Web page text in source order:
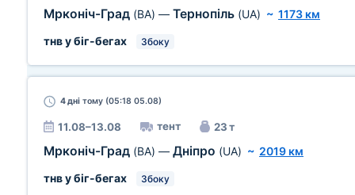
Мрконіч-Град (BA) — Тернопіль (UA) ~ 1173 км
тнв у біг-бегах
Збоку
4 дні тому (05:18 05.08)
11.08–13.08 тент 23 т
Мрконіч-Град (BA) — Дніпро (UA) ~ 2019 км
тнв у біг-бегах
Збоку